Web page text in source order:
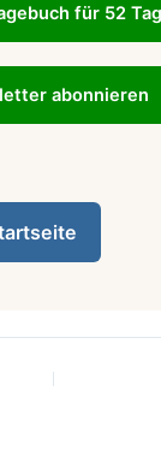
für 52
abonnieren